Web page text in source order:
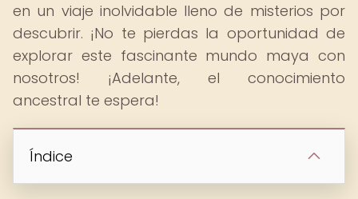
en un viaje inolvidable lleno de misterios por
descubrir. ¡No te pierdas la oportunidad de
explorar este fascinante mundo maya con
nosotros! ¡Adelante, el conocimiento
ancestral te espera!
Índice